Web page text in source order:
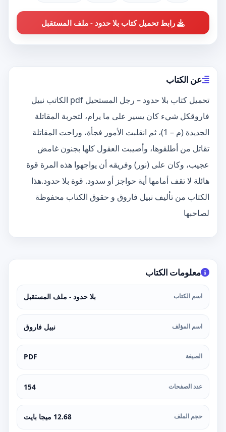
رابط تحميل كتاب بلا حدود - ملف المستقبل
عن الكتاب
تحميل كتاب بلا حدود – رجل المستحيل pdf الكاتب نبيل
فاروقكل شيء كان يسير على ما يرام، لتجربة المقاتلة
الجديدة (م – 1)، ثم انقلبت الأمور فجأة، وراحت المقاتلة
تقاتل من أطلقوها، وأصيبت العقول كلها بجنون غامض
عجيب، وكان على (نور) وفريقه أن يواجهوا هذه المرة قوة
هائلة لا تقف أمامها أية حواجز أو سدود. قوة بلا حدود.هذا
الكتاب من تأليف نبيل فاروق و حقوق الكتاب محفوظة
لصاحبها
معلومات الكتاب
اسم الكتاب بلا حدود - ملف المستقبل
اسم المؤلف نبيل فاروق
الصيغة PDF
عدد الصفحات 154
حجم الملف 12.68 ميجا بايت